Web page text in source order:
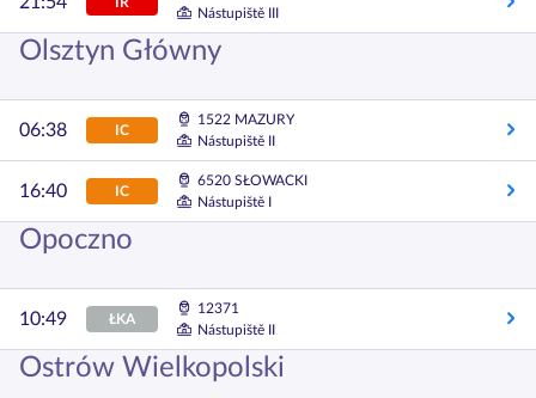
Nástupiště III
Olsztyn Główny
06:38 IC
1522 MAZURY
Nástupiště II
16:40 IC
6520 SŁOWACKI
Nástupiště I
Opoczno
10:49 ŁKA
12371
Nástupiště II
Ostrów Wielkopolski